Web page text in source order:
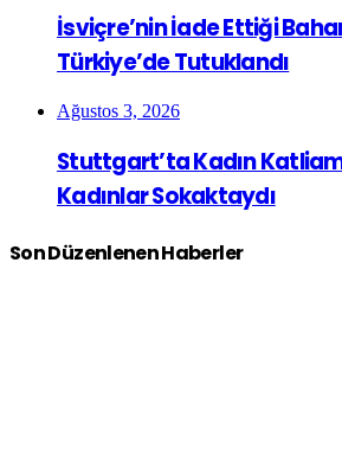
İsviçre’nin İade Ettiği
Türkiye’de Tutuklandı
Ağustos 3, 2026
Stuttgart’ta Kadın
Kadınlar Sokaktaydı
Son Düzenlenen Haberler